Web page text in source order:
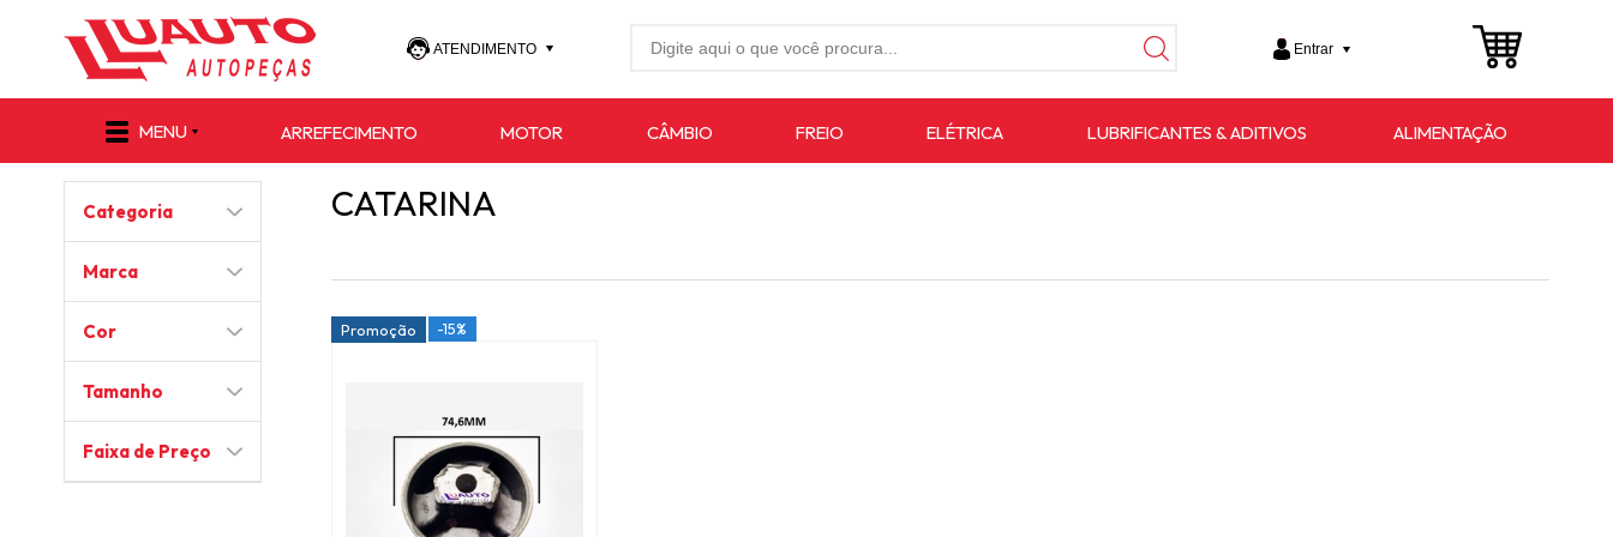
ATENDIMENTO
(47) 3027-4733
e-commerce@luauto.com.br
Entrar
MENU ARREFECIMENTO MOTOR CÂMBIO FREIO ELÉTRICA LUBRIFICANTES & ADITIVOS ALIMENTAÇÃO
Categoria
Marca
Cor
Tamanho
Faixa de Preço
CATARINA
Promoção -15%